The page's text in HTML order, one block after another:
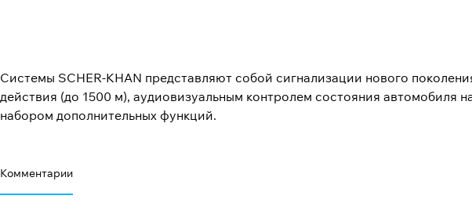
Системы SCHER-KHAN представляют собой сигнализации нового
действия (до 1500 м), аудиовизуальным контролем состояния автомобиля
набором дополнительных функций.
Комментарии